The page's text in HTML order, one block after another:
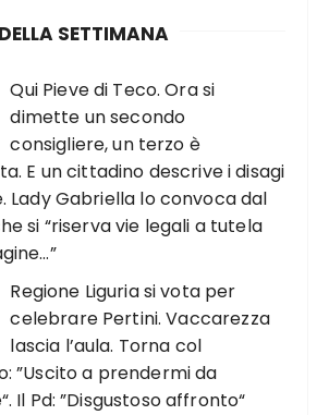
SETTIMANA
Qui Pieve di Teco. Ora si
dimette un secondo
consigliere, un terzo è
E un cittadino descrive i disagi
Lady Gabriella lo convoca dal
si “riserva vie legali a tutela
Regione Liguria si vota per
celebrare Pertini. Vaccarezza
lascia l’aula. Torna col
”Uscito a prendermi da
Il Pd: ”Disgustoso affronto“